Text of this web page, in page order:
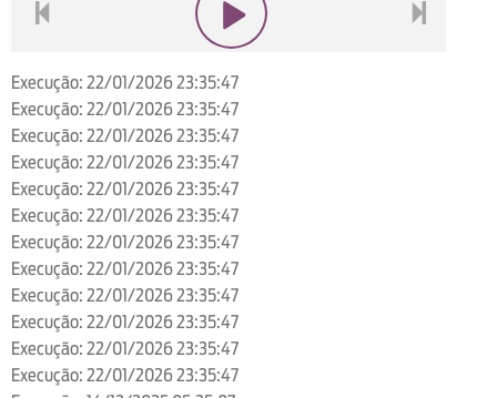
Execução: 22/01/2026 23:35:47
Execução: 22/01/2026 23:35:47
Execução: 22/01/2026 23:35:47
Execução: 22/01/2026 23:35:47
Execução: 22/01/2026 23:35:47
Execução: 22/01/2026 23:35:47
Execução: 22/01/2026 23:35:47
Execução: 22/01/2026 23:35:47
Execução: 22/01/2026 23:35:47
Execução: 22/01/2026 23:35:47
Execução: 22/01/2026 23:35:47
Execução: 22/01/2026 23:35:47